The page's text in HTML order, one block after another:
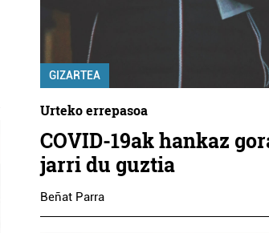
GIZARTEA
Urteko errepasoa
COVID-19ak hankaz
jarri du guztia
Beñat Parra